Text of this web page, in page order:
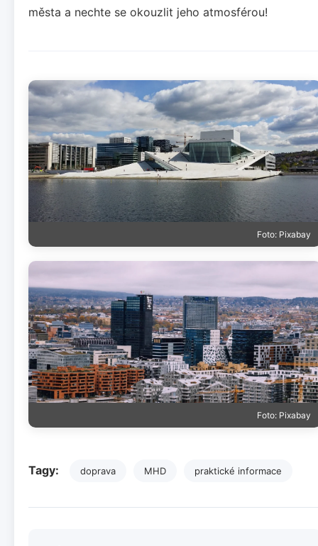
města a nechte se okouzlit jeho atmosférou!
Foto: Pixabay
Foto: Pixabay
Tagy: doprava MHD praktické informace